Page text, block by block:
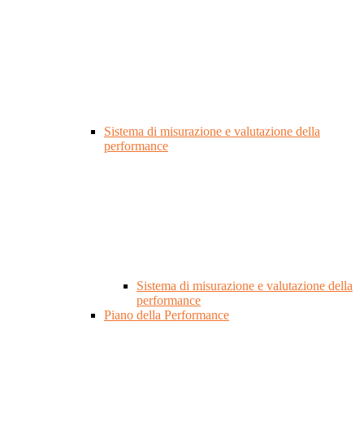
Sistema di misurazione e valutazione della
performance
Sistema di misurazione e valutazione della
performance
Piano della Performance